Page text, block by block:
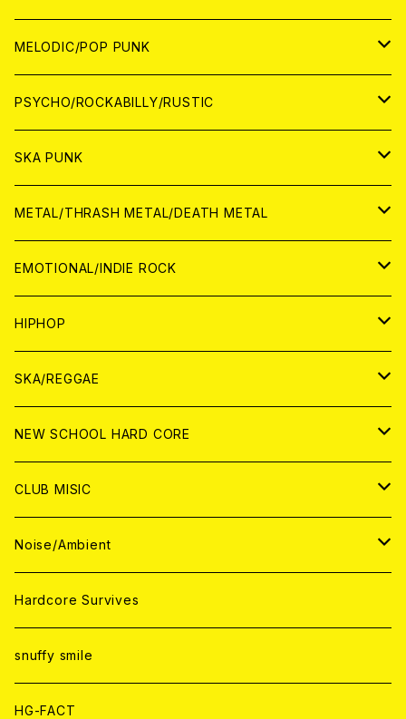
アナログ
CD
WORLD
アナログ
CD
MELODIC/POP PUNK
JAPAN
CD
ANALOG
WORLD
CD
ANALOG
PSYCHO/ROCKABILLY/RUSTIC
JAPAN
CD
ANALOG
WORLD
CD
ANALOG
SKA PUNK
JAPAN
CD
ANALOG
WORLD
CD
ANALOG
METAL/THRASH METAL/DEATH METAL
JAPAN
CD
ANALOG
WORLD
ANALOG
CD
EMOTIONAL/INDIE ROCK
JAPAN
CD
ANALOG
WORLD
CD
ANALOG
HIPHOP
JAPAN
CD
ANALOG
WORLD
CD
ANALOG
SKA/REGGAE
JAPAN
CD
ANALOG
WORLD
CD
ANALOG
NEW SCHOOL HARD CORE
JAPAN
CD
ANALOG
WORLD
CD
ANALOG
CLUB MISIC
JAPAN
CD
ANALOG
WORLD
CD
ANALOG
Noise/Ambient
JAPAN
CD
ANALOG
WORLD
CD
Hardcore Survives
snuffy smile
HG-FACT